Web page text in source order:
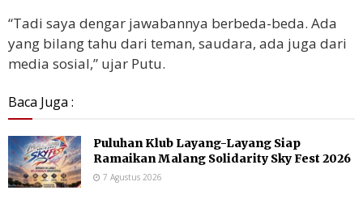
“Tadi saya dengar jawabannya berbeda-beda. Ada
yang bilang tahu dari teman, saudara, ada juga dari
media sosial,” ujar Putu.
Baca Juga :
Puluhan Klub Layang-Layang Siap
Ramaikan Malang Solidarity Sky Fest 2026
7 Agustus 2026